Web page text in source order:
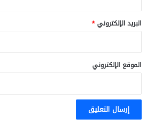
البريد الإلكتروني*
الموقع الإلكتروني